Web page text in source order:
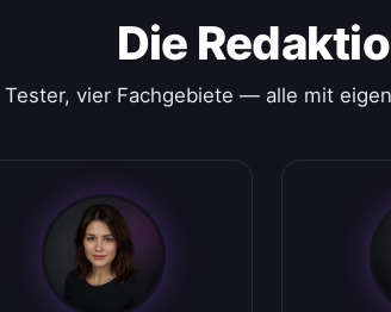
Die
Tester, vier Fachgebiete — alle mit